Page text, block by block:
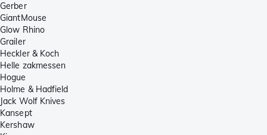
Gerber
GiantMouse
Glow Rhino
Grailer
Heckler & Koch
Helle zakmessen
Hogue
Holme & Hadfield
Jack Wolf Knives
Kansept
Kershaw